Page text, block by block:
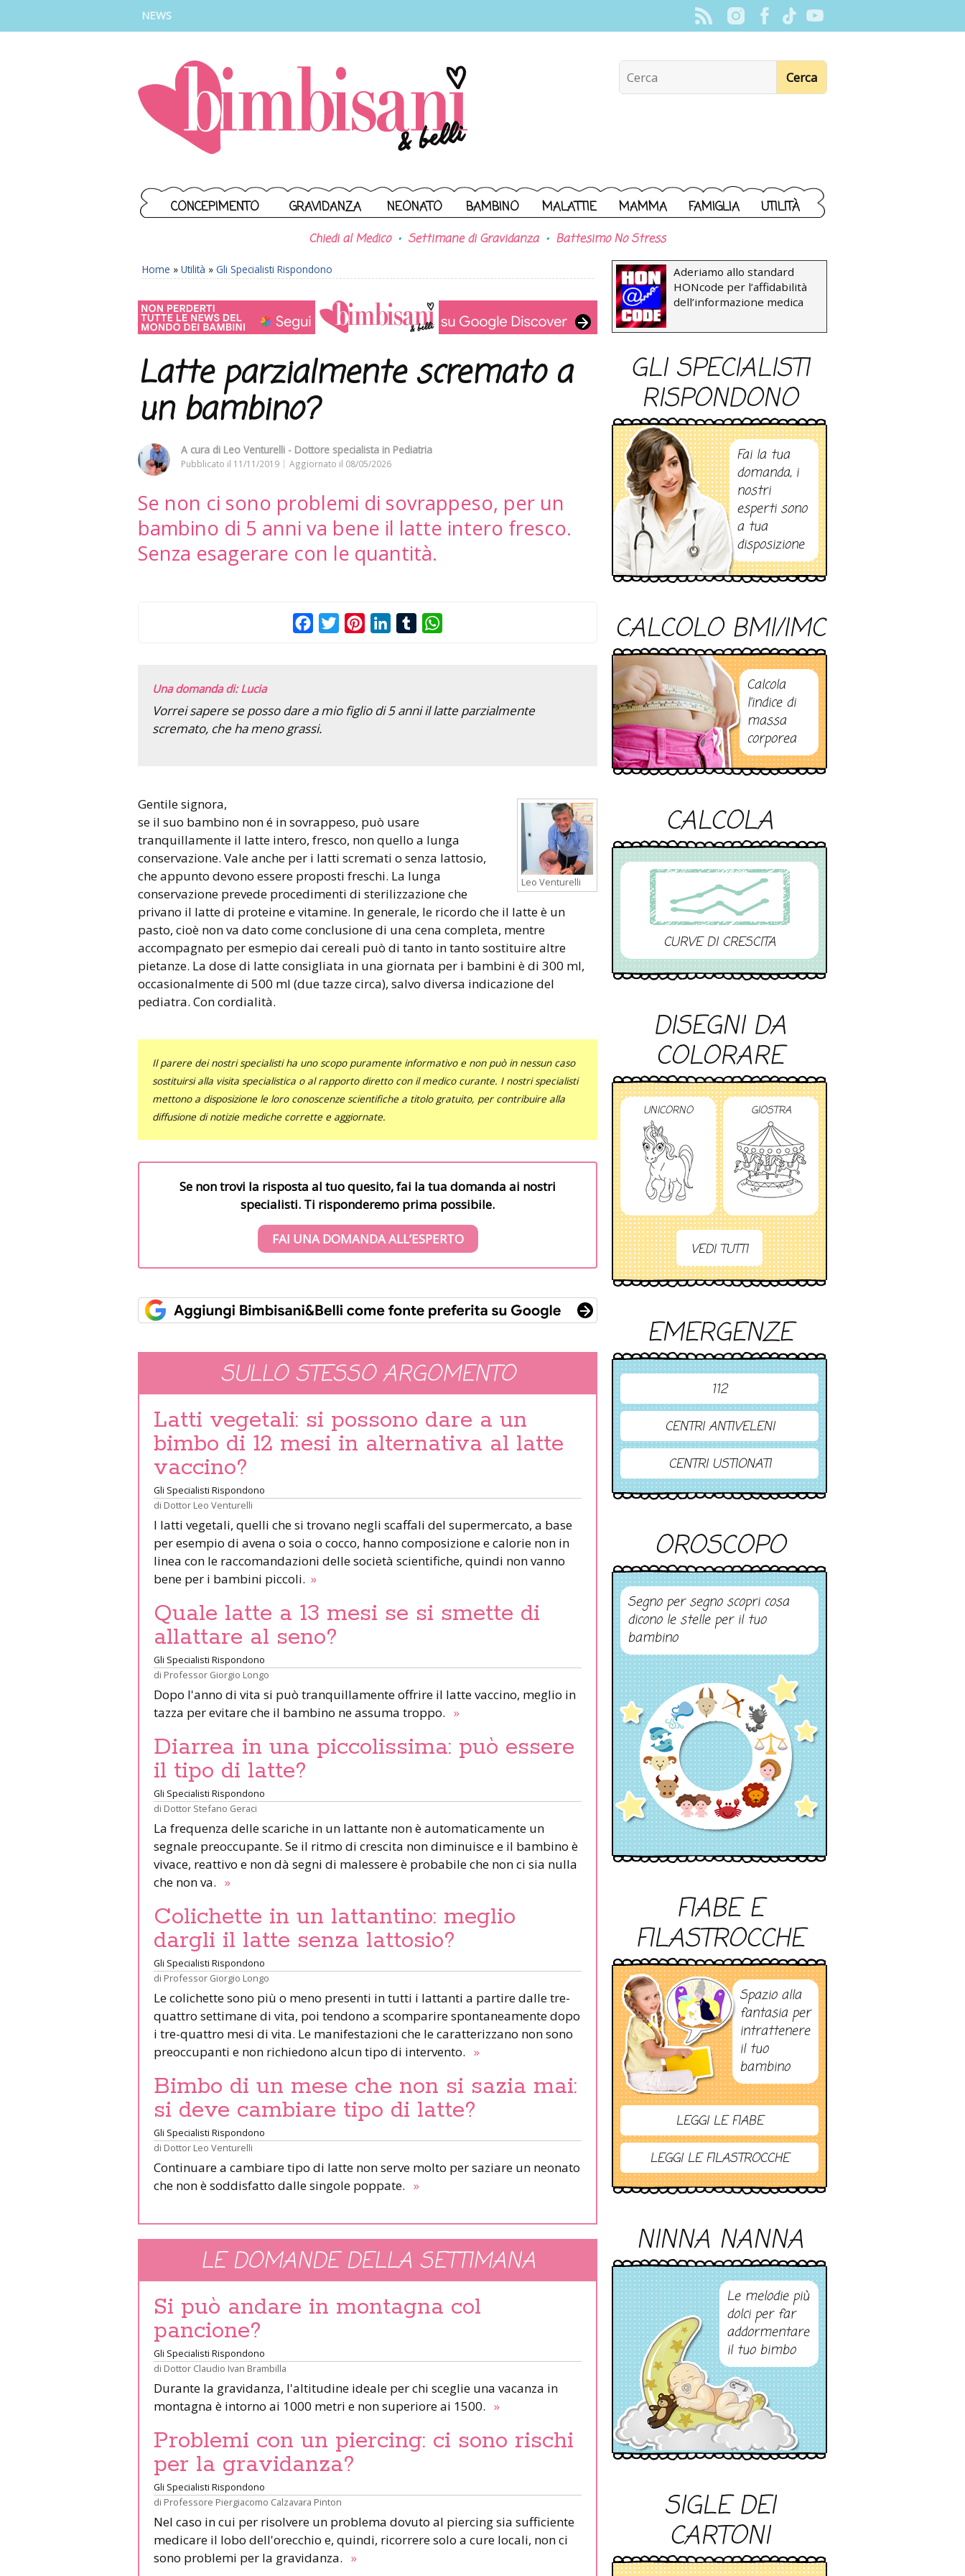
NEWS
CONCEPIMENTO GRAVIDANZA NEONATO BAMBINO MALATTIE MAMMA FAMIGLIA UTILITÀ
Chiedi al Medico Settimane di Gravidanza Battesimo No Stress
Home » Utilità » Gli Specialisti Rispondono
Latte parzialmente scremato a
un bambino?
A cura di Leo Venturelli - Dottore specialista in Pediatria
Pubblicato il 11/11/2019 Aggiornato il 08/05/2026
Se non ci sono problemi di sovrappeso, per un
bambino di 5 anni va bene il latte intero fresco.
Senza esagerare con le quantità.
FacebookTwitterPinterestLinkedInTumblr
Una domanda di: Lucia
Vorrei sapere se posso dare a mio figlio di 5 anni il latte parzialmente
scremato, che ha meno grassi.
Leo Venturelli
Gentile signora,
se il suo bambino non é in sovrappeso, può usare
tranquillamente il latte intero, fresco, non quello a lunga
conservazione. Vale anche per i latti scremati o senza lattosio,
che appunto devono essere proposti freschi. La lunga
conservazione prevede procedimenti di sterilizzazione che
privano il latte di proteine e vitamine. In generale, le ricordo che il latte è un
pasto, cioè non va dato come conclusione di una cena completa, mentre
accompagnato per esmepio dai cereali può di tanto in tanto sostituire altre
pietanze. La dose di latte consigliata in una giornata per i bambini è di 300 ml,
occasionalmente di 500 ml (due tazze circa), salvo diversa indicazione del
pediatra. Con cordialità.
Il parere dei nostri specialisti ha uno scopo puramente informativo e non può in nessun caso
sostituirsi alla visita specialistica o al rapporto diretto con il medico curante. I nostri specialisti
mettono a disposizione le loro conoscenze scientifiche a titolo gratuito, per contribuire alla
diffusione di notizie mediche corrette e aggiornate.
Se non trovi la risposta al tuo quesito, fai la tua domanda ai nostri
specialisti. Ti risponderemo prima possibile.
FAI UNA DOMANDA ALL’ESPERTO
SULLO STESSO ARGOMENTO
Latti vegetali: si possono dare a un
bimbo di 12 mesi in alternativa al latte
vaccino?
Gli Specialisti Rispondono
di Dottor Leo Venturelli
I latti vegetali, quelli che si trovano negli scaffali del supermercato, a base
per esempio di avena o soia o cocco, hanno composizione e calorie non in
linea con le raccomandazioni delle società scientifiche, quindi non vanno
bene per i bambini piccoli. »
Quale latte a 13 mesi se si smette di
allattare al seno?
Gli Specialisti Rispondono
di Professor Giorgio Longo
Dopo l'anno di vita si può tranquillamente offrire il latte vaccino, meglio in
tazza per evitare che il bambino ne assuma troppo. »
Diarrea in una piccolissima: può essere
il tipo di latte?
Gli Specialisti Rispondono
di Dottor Stefano Geraci
La frequenza delle scariche in un lattante non è automaticamente un
segnale preoccupante. Se il ritmo di crescita non diminuisce e il bambino è
vivace, reattivo e non dà segni di malessere è probabile che non ci sia nulla
che non va. »
Colichette in un lattantino: meglio
dargli il latte senza lattosio?
Gli Specialisti Rispondono
di Professor Giorgio Longo
Le colichette sono più o meno presenti in tutti i lattanti a partire dalle tre-
quattro settimane di vita, poi tendono a scomparire spontaneamente dopo
i tre-quattro mesi di vita. Le manifestazioni che le caratterizzano non sono
preoccupanti e non richiedono alcun tipo di intervento. »
Bimbo di un mese che non si sazia mai:
si deve cambiare tipo di latte?
Gli Specialisti Rispondono
di Dottor Leo Venturelli
Continuare a cambiare tipo di latte non serve molto per saziare un neonato
che non è soddisfatto dalle singole poppate. »
LE DOMANDE DELLA SETTIMANA
Si può andare in montagna col
pancione?
Gli Specialisti Rispondono
di Dottor Claudio Ivan Brambilla
Durante la gravidanza, l'altitudine ideale per chi sceglie una vacanza in
montagna è intorno ai 1000 metri e non superiore ai 1500. »
Problemi con un piercing: ci sono rischi
per la gravidanza?
Gli Specialisti Rispondono
di Professore Piergiacomo Calzavara Pinton
Nel caso in cui per risolvere un problema dovuto al piercing sia sufficiente
medicare il lobo dell'orecchio e, quindi, ricorrere solo a cure locali, non ci
sono problemi per la gravidanza. »
Aderiamo allo standard
HONcode per l’affidabilità
dell’informazione medica
GLI SPECIALISTI
RISPONDONO
Fai la tua
domanda, i
nostri
esperti sono
a tua
disposizione
CALCOLO BMI/IMC
Calcola
l’indice di
massa
corporea
CALCOLA
CURVE DI CRESCITA
DISEGNI DA
COLORARE
UNICORNO GIOSTRA
VEDI TUTTI
EMERGENZE
112
CENTRI ANTIVELENI
CENTRI USTIONATI
OROSCOPO
Segno per segno scopri cosa
dicono le stelle per il tuo
bambino
FIABE E
FILASTROCCHE
Spazio alla
fantasia per
intrattenere
il tuo
bambino
LEGGI LE FIABE
LEGGI LE FILASTROCCHE
NINNA NANNA
Le melodie più
dolci per far
addormentare
il tuo bimbo
SIGLE DEI
CARTONI